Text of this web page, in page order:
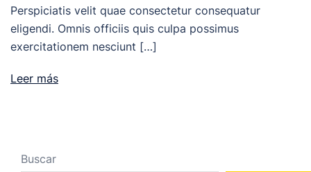
Perspiciatis velit quae consectetur consequatur
eligendi. Omnis officiis quis culpa possimus
exercitationem nesciunt […]
Leer más
Buscar